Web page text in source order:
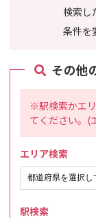
検索し
条件を
その他
※駅検索かエ
てください。(
エリア検索
駅検索